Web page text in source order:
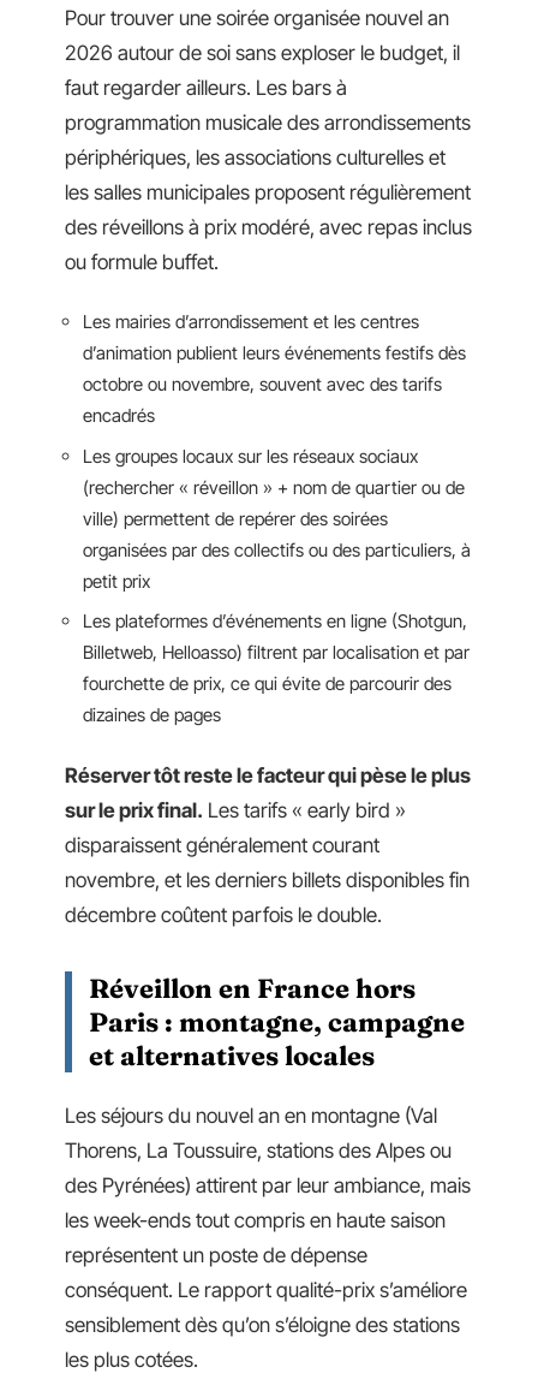
Pour trouver une soirée organisée nouvel an
2026 autour de soi sans exploser le budget, il
faut regarder ailleurs. Les bars à
programmation musicale des arrondissements
périphériques, les associations culturelles et
les salles municipales proposent régulièrement
des réveillons à prix modéré, avec repas inclus
ou formule buffet.
Les mairies d’arrondissement et les centres
d’animation publient leurs événements festifs dès
octobre ou novembre, souvent avec des tarifs
encadrés
Les groupes locaux sur les réseaux sociaux
(rechercher « réveillon » + nom de quartier ou de
ville) permettent de repérer des soirées
organisées par des collectifs ou des particuliers, à
petit prix
Les plateformes d’événements en ligne (Shotgun,
Billetweb, Helloasso) filtrent par localisation et par
fourchette de prix, ce qui évite de parcourir des
dizaines de pages
Réserver tôt reste le facteur qui pèse le plus
sur le prix final. Les tarifs « early bird »
disparaissent généralement courant
novembre, et les derniers billets disponibles fin
décembre coûtent parfois le double.
Réveillon en France hors
Paris : montagne, campagne
et alternatives locales
Les séjours du nouvel an en montagne (Val
Thorens, La Toussuire, stations des Alpes ou
des Pyrénées) attirent par leur ambiance, mais
les week-ends tout compris en haute saison
représentent un poste de dépense
conséquent. Le rapport qualité-prix s’améliore
sensiblement dès qu’on s’éloigne des stations
les plus cotées.